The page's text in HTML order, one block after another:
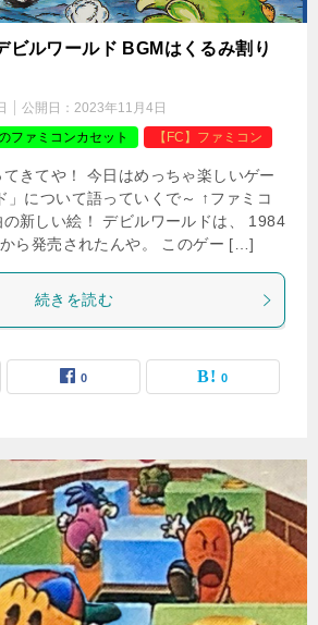
ビルワールド BGMはくるみ割り
公開日： 2023年11月4日
ファミコンカセット
【FC】ファミコン
きてや！ 今日はめっちゃ楽しいゲー
」について語っていくで～ ↑ファミコ
の新しい絵！ デビルワールドは、 1984
ら発売されたんや。 このゲー […]
続きを読む
0 0